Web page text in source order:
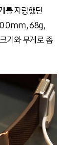
를 자랑했던
68g,
기와 무게로 좀